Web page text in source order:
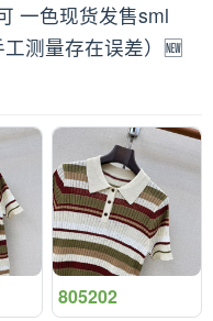
一色现货发售sml
工测量存在误差）🆕
805202